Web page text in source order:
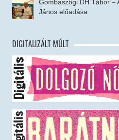
Gombaszögi DH Tábor –
János előadása
DIGITALIZÁLT MÚLT